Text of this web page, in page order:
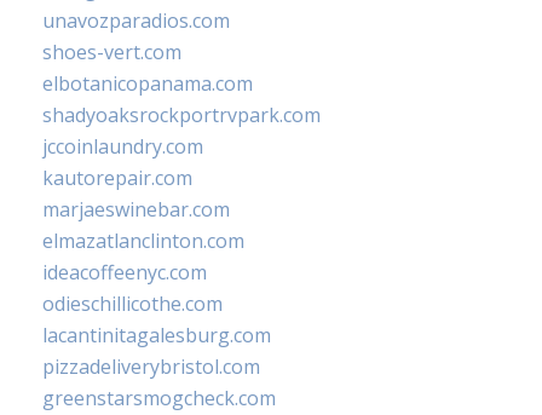
unavozparadios.com
shoes-vert.com
elbotanicopanama.com
shadyoaksrockportrvpark.com
jccoinlaundry.com
kautorepair.com
marjaeswinebar.com
elmazatlanclinton.com
ideacoffeenyc.com
odieschillicothe.com
lacantinitagalesburg.com
pizzadeliverybristol.com
greenstarsmogcheck.com